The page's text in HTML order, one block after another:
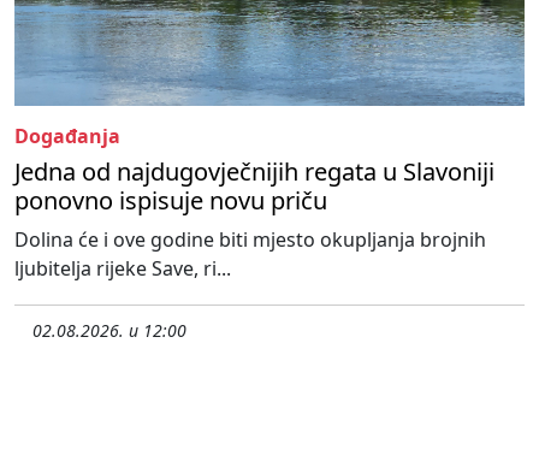
Događanja
Jedna od najdugovječnijih regata u Slavoniji
ponovno ispisuje novu priču
Dolina će i ove godine biti mjesto okupljanja brojnih
ljubitelja rijeke Save, ri...
02.08.2026. u 12:00